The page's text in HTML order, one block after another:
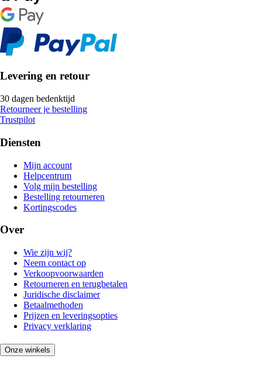
Levering en retour
30 dagen bedenktijd
Retourneer je bestelling
Trustpilot
Diensten
Mijn account
Helpcentrum
Volg mijn bestelling
Bestelling retourneren
Kortingscodes
Over
Wie zijn wij?
Neem contact op
Verkoopvoorwaarden
Retourneren en terugbetalen
Juridische disclaimer
Betaalmethoden
Prijzen en leveringsopties
Privacy verklaring
Onze winkels